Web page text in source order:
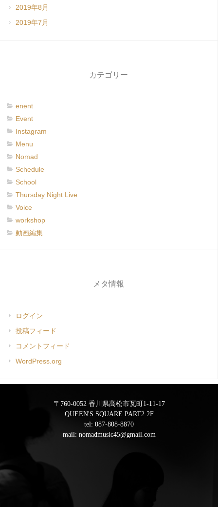
2019年8月
2019年7月
カテゴリー
enent
Event
Instagram
Menu
Nomad
Schedule
School
Thursday Night Live
Voice
workshop
動画編集
メタ情報
ログイン
投稿フィード
コメントフィード
WordPress.org
〒760-0052 香川県高松市瓦町1-11-17
QUEEN'S SQUARE PART2 2F
tel: 087-808-8870
mail: nomadmusic45@gmail.com